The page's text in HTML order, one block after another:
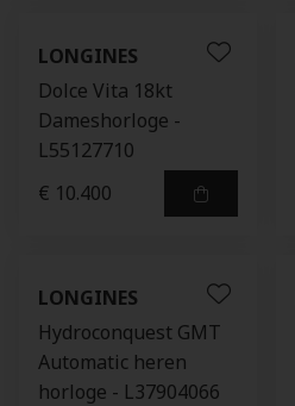
LONGINES
Dolce Vita 18kt
Dameshorloge -
L55127710
€ 10.400
LONGINES
Hydroconquest GMT
Automatic heren
horloge - L37904066